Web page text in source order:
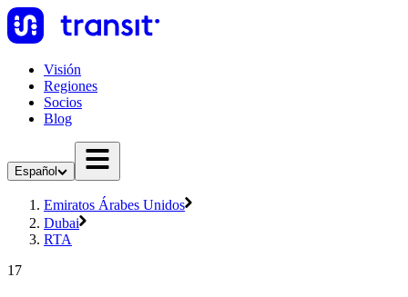
Visión
Regiones
Socios
Blog
Español
Emiratos Árabes Unidos
Dubai
RTA
17